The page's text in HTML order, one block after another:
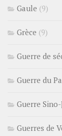
Gaule (9)
Grèce (9)
Guerre de
Guerre du
Guerre
Guerres de